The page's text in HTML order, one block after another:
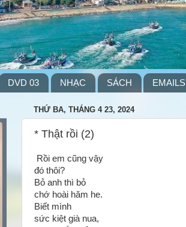
DVD 03 NHẠC SÁCH EMAILS
THỨ BA, THÁNG 4 23, 2024
* Thật rồi (2)
Rồi em cũng vậy
đó thôi?
Bỏ anh thì bỏ
chớ hoài hăm he.
Biết mình
sức kiệt già nua,